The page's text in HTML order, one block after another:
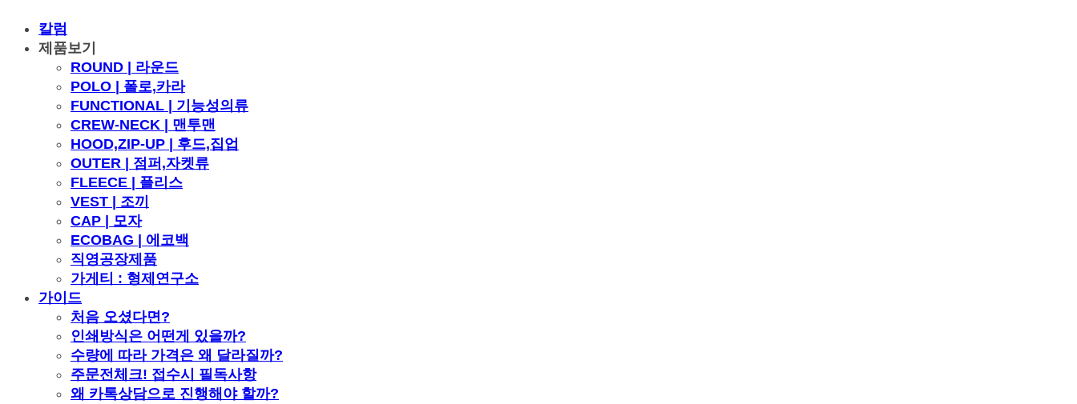
칼럼
제품보기
ROUND | 라운드
POLO | 폴로,카라
FUNCTIONAL | 기능성의류
CREW-NECK | 맨투맨
HOOD,ZIP-UP | 후드,집업
OUTER | 점퍼,자켓류
FLEECE | 플리스
VEST | 조끼
CAP | 모자
ECOBAG | 에코백
직영공장제품
가게티 : 형제연구소
가이드
처음 오셨다면?
인쇄방식은 어떤게 있을까?
수량에 따라 가격은 왜 달라질까?
주문전체크! 접수시 필독사항
왜 카톡상담으로 진행해야 할까?